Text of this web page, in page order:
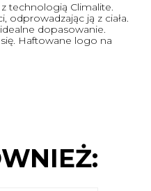
technologią Climalite.
odprowadzając ją z ciała.
dopasowanie.
Haftowane logo na